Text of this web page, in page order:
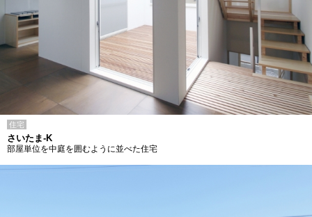
住宅
さいたま-K
部屋単位を中庭を囲むように並べた住宅